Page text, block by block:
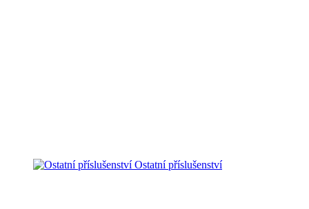
Ostatní příslušenství